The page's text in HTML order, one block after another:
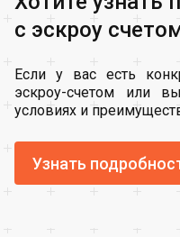
с эскроу
Если у вас есть
эскроу-счетом или
условиях и
Узнать